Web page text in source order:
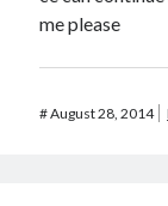
me please
#August 28, 2014